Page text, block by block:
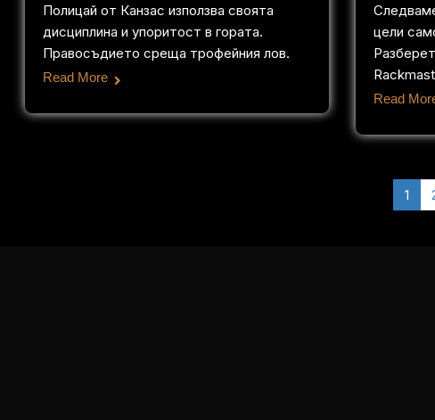
Полицай от Канзас използва своята
дисциплина и упоритост в гората.
Правосъдието среща трофейния лов.
Read More
цели
Read
1